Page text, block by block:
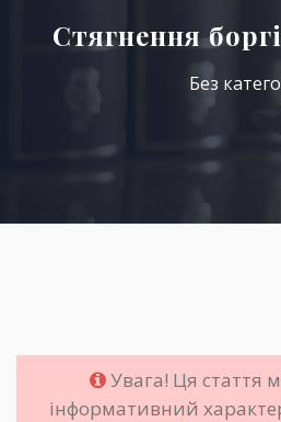
Стягнення
Без
Увага! Ця стаття
інформативний